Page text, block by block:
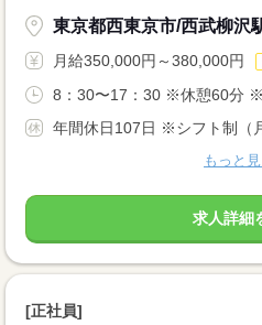
東京都西東京市/西武柳沢
月給350,000円～380,000円
8：30〜17：30 ※休憩60分 ※
年間休日107日 ※シフト制（
もっと
求人詳細
[正社員]